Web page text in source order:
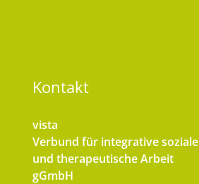
Kontakt
vista
Verbund für integrative soziale
und therapeutische Arbeit
gGmbH